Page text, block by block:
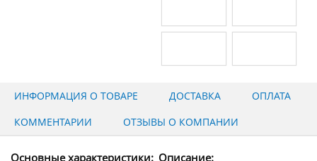
ИНФОРМАЦИЯ О ТОВАРЕ ДОСТАВКА
ОПЛАТА
КОММЕНТАРИИ
ОТЗЫВЫ О КОМПАНИИ
Основные характеристики: Описание: